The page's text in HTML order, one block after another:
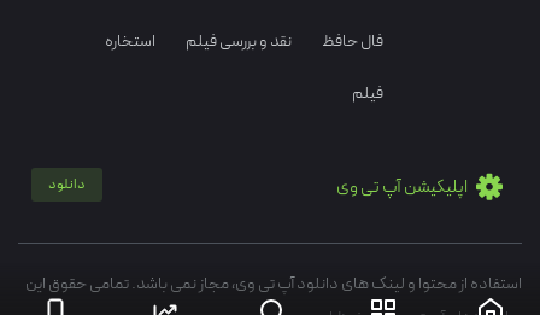
فال حافظ نقد و بررسی فیلم استخاره
فیلم
اپلیکیشن آپ تی وی دانلود
استفاده از محتوا و لینک های دانلود آپ تی وی، مجاز نمی باشد. تمامی حقوق این